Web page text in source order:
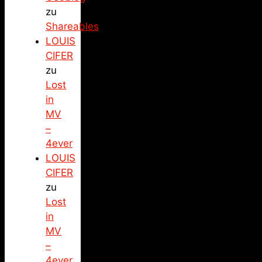
zu
Shareables
LOUIS
CIFER
zu
Lost
in
MV
–
4ever
LOUIS
CIFER
zu
Lost
in
MV
–